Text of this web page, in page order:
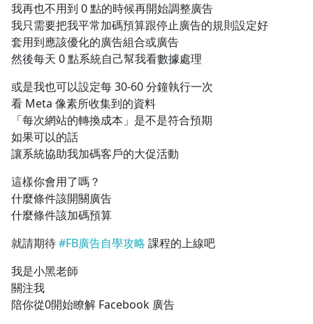
我再也不用到 0 點的時候再開始調整廣告
我只需要把我平常加碼預算跟停止廣告的規則設定好
套用到應該優化的廣告組合或廣告
然後每天 0 點系統自己幫我看數據處理
或是我也可以設定每 30-60 分鐘執行一次
看 Meta 像素所收集到的資料
「每次網站的轉換成本」是不是符合預期
如果可以的話
讓系統協助我加碼客戶的大促活動
這樣你會用了嗎？
什麼條件該開關廣告
什麼條件該加碼預算
就請期待#FB廣告自學攻略 課程的上線吧
我是小黑老師
關注我
陪你從0開始瞭解 Facebook 廣告